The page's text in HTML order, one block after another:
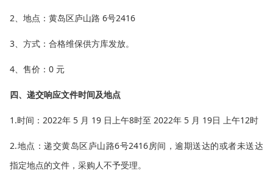
2、地点：黄岛区庐山路 6号2416
3、方式：合格维保供方库发放。
4、售价：0 元
四、递交响应文件时间及地点
1.时间：2022年 5 月 19 日上午8时至 2022年 5 月 19日 上午12时
2.地点：递交黄岛区庐山路6号2416房间，逾期送达的或者未送达
指定地点的文件，采购人不予受理。